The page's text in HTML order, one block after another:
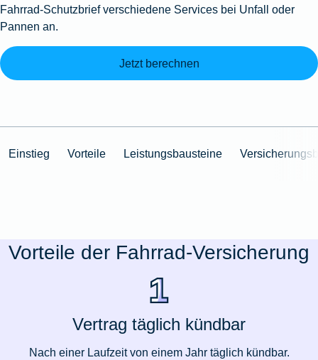
Fahrrad-Schutzbrief verschiedene Services bei Unfall oder
Pannen an.
Jetzt berechnen
Einstieg Vorteile Leistungsbausteine
Vorteile der Fahrrad-Versicherung
Vertrag täglich kündbar
Nach einer Laufzeit von einem Jahr täglich kündbar.